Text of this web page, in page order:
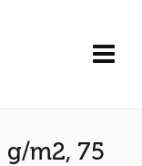
g/m2, 75